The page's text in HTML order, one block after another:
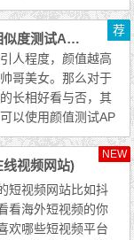
呀？...
荐
三款AI颜值测试APP推荐（肌肤、长相、相似度测试APP）
人程度，颜值越高
哥美女。那么对于
长相好看与否，其
以使用颜值测试AP
试颜...
NEW
线视频网站)
短视频网站比如抖
看海外短视频的你
欢哪些短视频平台